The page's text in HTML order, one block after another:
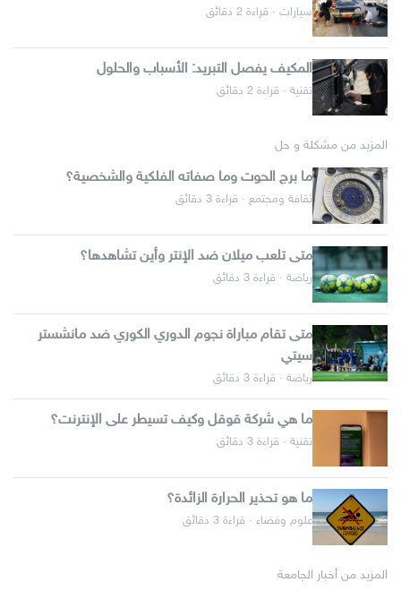
سيارات · قراءة 2 دقائق
المكيف يفصل التبريد: الأسباب والحلول
تقنية · قراءة 2 دقائق
المزيد من مشكلة و حل
ما برج الحوت وما صفاته الفلكية والشخصية؟
ثقافة ومجتمع · قراءة 3 دقائق
متى تلعب ميلان ضد الإنتر وأين تشاهدها؟
رياضة · قراءة 3 دقائق
متى تقام مباراة نجوم الدوري الكوري ضد مانشستر
سيتي
رياضة · قراءة 3 دقائق
ما هي شركة قوقل وكيف تسيطر على الإنترنت؟
تقنية · قراءة 3 دقائق
ما هو تحذير الحرارة الزائدة؟
علوم وفضاء · قراءة 3 دقائق
المزيد من أخبار الجامعة